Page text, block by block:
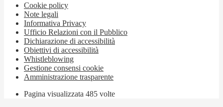
Cookie policy
Note legali
Informativa Privacy
Ufficio Relazioni con il Pubblico
Dichiarazione di accessibilità
Obiettivi di accessibilità
Whistleblowing
Gestione consensi cookie
Amministrazione trasparente
Pagina visualizzata 485 volte